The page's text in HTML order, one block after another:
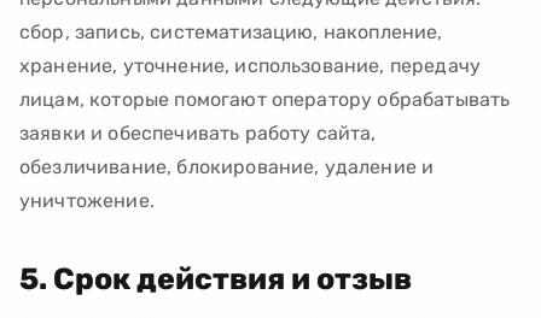
сбор, запись, систематизацию, накопление,
хранение, уточнение, использование, передачу
лицам, которые помогают оператору обрабатывать
заявки и обеспечивать работу сайта,
обезличивание, блокирование, удаление и
уничтожение.
5. Срок действия и отзыв